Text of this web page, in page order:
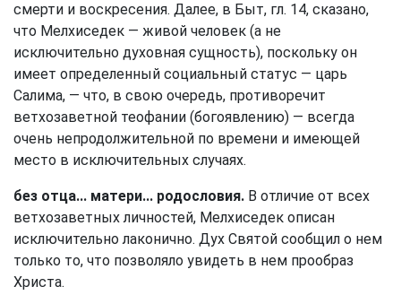
смерти и воскресения. Далее, в Быт, гл. 14, сказано,
что Мелхиседек — живой человек (а не
исключительно духовная сущность), поскольку он
имеет определенный социальный статус — царь
Салима, — что, в свою очередь, противоречит
ветхозаветной теофании (богоявлению) — всегда
очень непродолжительной по времени и имеющей
место в исключительных случаях.
без отца... матери... родословия. В отличие от всех
ветхозаветных личностей, Мелхиседек описан
исключительно лаконично. Дух Святой сообщил о нем
только то, что позволяло увидеть в нем прообраз
Христа.